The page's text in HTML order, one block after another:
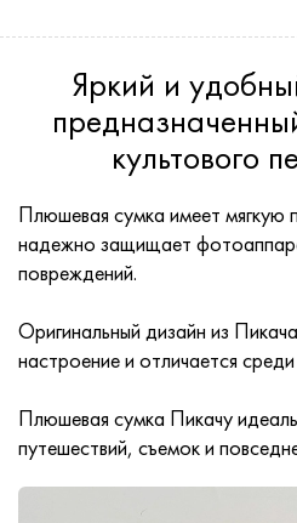
Яркий и
культового
Плюшевая сумка имеет мягкую
надежно защищает
повреждений.
Оригинальный дизайн из
настроение и отличается
Плюшевая сумка Пикачу
путешествий, съемок и